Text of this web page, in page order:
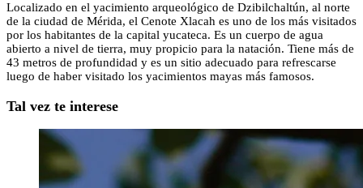
Localizado en el yacimiento arqueológico de Dzibilchaltún, al norte
de la ciudad de Mérida, el Cenote Xlacah es uno de los más visitados
por los habitantes de la capital yucateca. Es un cuerpo de agua
abierto a nivel de tierra, muy propicio para la natación. Tiene más de
43 metros de profundidad y es un sitio adecuado para refrescarse
luego de haber visitado los yacimientos mayas más famosos.
Tal vez te interese